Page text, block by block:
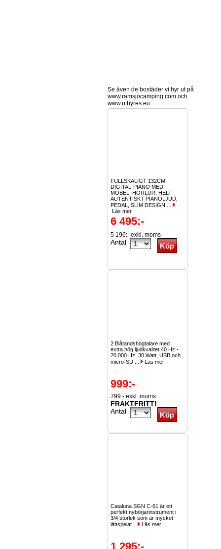
Se även de bostäder vi hyr ut på
www.ramsjocamping.com och
www.uthyres.eu
FULLSKALIGT 132CM
DIGITAL-PIANO MED
MÖBEL, HÖRLUR, HELT
AUTENTISKT PIANOLJUD,
PEDAL, SLIM DESIGN,...
Läs mer
6 495:-
5 196:- exkl. moms
Antal
2 Blåtandshögtalare med
extra hög ljudkvalitet 40 Hz -
20.000 Hz. 30 Watt, USB och
micro-SD ...
Läs mer
999:-
799:- exkl. moms
FRAKTFRITT!
Antal
Cataluna SGN C-61 är ett
perfekt nybörjarinstrument i
3/4 storlek som är mycket
lättspelat...
Läs mer
1 295:-